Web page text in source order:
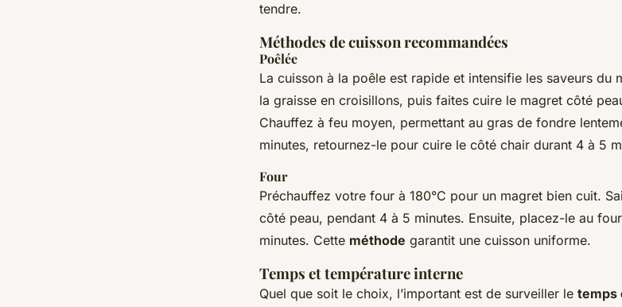
tendre.
Méthodes de cuisson recommandées
Poêlée
La cuisson à la poêle est rapide et intensifie les saveurs du
la graisse en croisillons, puis faites cuire le magret côté
Chauffez à feu moyen, permettant au gras de fondre
minutes, retournez-le pour cuire le côté chair durant 4 à 5
Four
Préchauffez votre four à 180°C pour un magret bien cuit.
côté peau, pendant 4 à 5 minutes. Ensuite, placez-le au
minutes. Cette méthode garantit une cuisson uniforme.
Temps et température interne
Quel que soit le choix, l’important est de surveiller le temps